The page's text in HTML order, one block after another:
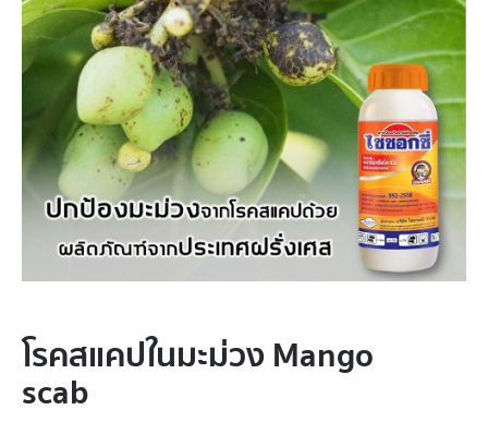
โรคสแคปในมะม่วง​ Mango
scab